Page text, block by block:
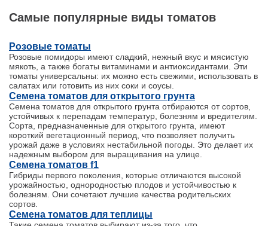
Самые популярные виды томатов
Розовые томаты
Розовые помидоры имеют сладкий, нежный вкус и мясистую
мякоть, а также богаты витаминами и антиоксидантами. Эти
томаты универсальны: их можно есть свежими, использовать в
салатах или готовить из них соки и соусы.
Семена томатов для открытого грунта
Семена томатов для открытого грунта отбираются от сортов,
устойчивых к перепадам температур, болезням и вредителям.
Сорта, предназначенные для открытого грунта, имеют
короткий вегетационный период, что позволяет получить
урожай даже в условиях нестабильной погоды. Это делает их
надежным выбором для выращивания на улице.
Семена томатов f1
Гибриды первого поколения, которые отличаются высокой
урожайностью, однородностью плодов и устойчивостью к
болезням. Они сочетают лучшие качества родительских
сортов.
Семена томатов для теплицы